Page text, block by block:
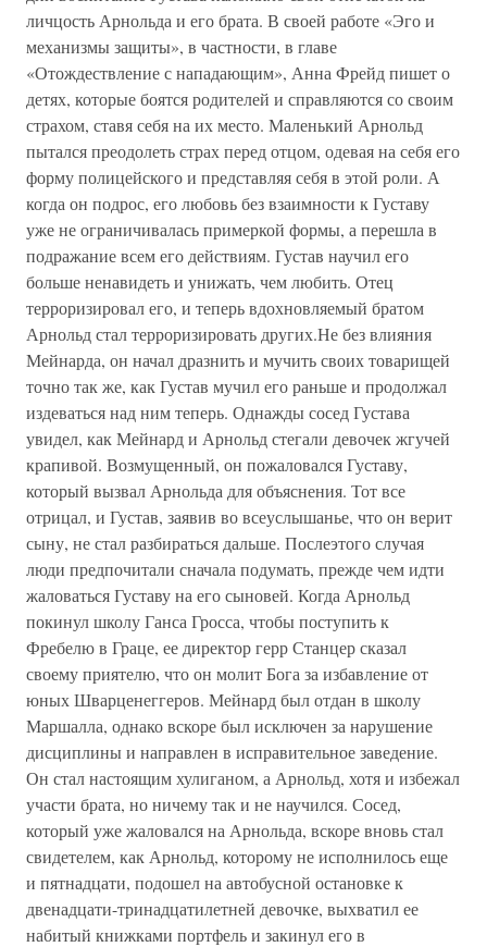
личцость Арнольда и его брата. В своей работе «Эго и
механизмы защиты», в частности, в главе
«Отождествление с нападающим», Анна Фрейд пишет о
детях, которые боятся родителей и справляются со своим
страхом, ставя себя на их место. Маленький Арнольд
пытался преодолеть страх перед отцом, одевая на себя его
форму полицейского и представляя себя в этой роли. А
когда он подрос, его любовь без взаимности к Густаву
уже не ограничивалась примеркой формы, а перешла в
подражание всем его действиям. Густав научил его
больше ненавидеть и унижать, чем любить. Отец
терроризировал его, и теперь вдохновляемый братом
Арнольд стал терроризировать других.Не без влияния
Мейнарда, он начал дразнить и мучить своих товарищей
точно так же, как Густав мучил его раньше и продолжал
издеваться над ним теперь. Однажды сосед Густава
увидел, как Мейнард и Арнольд стегали девочек жгучей
крапивой. Возмущенный, он пожаловался Густаву,
который вызвал Арнольда для объяснения. Тот все
отрицал, и Густав, заявив во всеуслышанье, что он верит
сыну, не стал разбираться дальше. Послеэтого случая
люди предпочитали сначала подумать, прежде чем идти
жаловаться Густаву на его сыновей. Когда Арнольд
покинул школу Ганса Гросса, чтобы поступить к
Фребелю в Граце, ее директор герр Станцер сказал
своему приятелю, что он молит Бога за избавление от
юных Шварценеггеров. Мейнард был отдан в школу
Маршалла, однако вскоре был исключен за нарушение
дисциплины и направлен в исправительное заведение.
Он стал настоящим хулиганом, а Арнольд, хотя и избежал
участи брата, но ничему так и не научился. Сосед,
который уже жаловался на Арнольда, вскоре вновь стал
свидетелем, как Арнольд, которому не исполнилось еще
и пятнадцати, подошел на автобусной остановке к
двенадцати-тринадцатилетней девочке, выхватил ее
набитый книжками портфель и закинул его в